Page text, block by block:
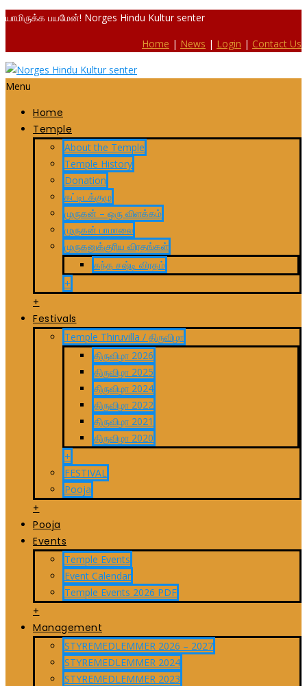
யாமிருக்க பயமேன்! Norges Hindu Kultur senter
Home | News | Login | Contact Us
Menu
Home
Temple
About the Temple
Temple History
Donation
கட்டிடக்குழு
முருகன் – ஒரு விளக்கம்
முருகன் பாமாலை
முருகனுக்குரிய விரதங்கள்
கந்த சஷ்டி விரதம்
+
+
Festivals
Temple Thiruvilla / திருவிழா
திருவிழா 2026
திருவிழா 2025
திருவிழா 2024
திருவிழா 2022
திருவிழா 2021
திருவிழா 2020
+
FESTIVAL
Pooja
+
Pooja
Events
Temple Events
Event Calendar
Temple Events 2026 PDF
+
Management
STYREMEDLEMMER 2026 – 2027
STYREMEDLEMMER 2024
STYREMEDLEMMER 2023